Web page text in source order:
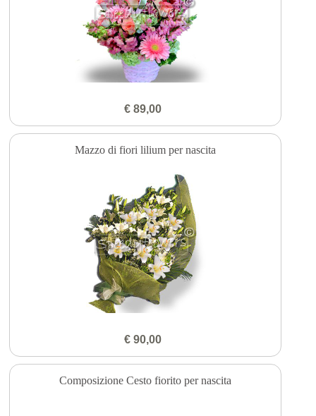
€ 89,00
Mazzo di fiori lilium per nascita
€ 90,00
Composizione Cesto fiorito per nascita